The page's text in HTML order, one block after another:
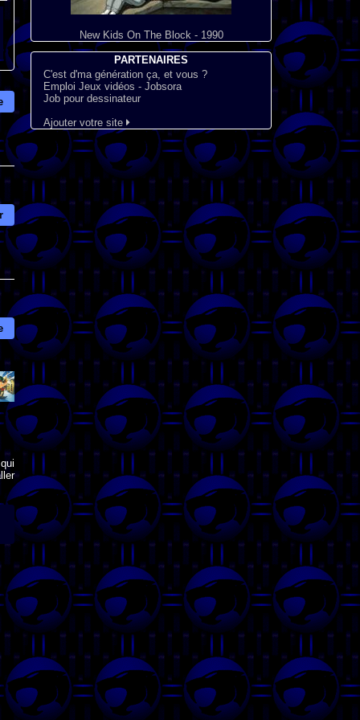
New Kids On The Block - 1990
PARTENAIRES
C'est d'ma génération ça, et vous ?
Emploi Jeux vidéos - Jobsora
Job pour dessinateur
Ajouter votre site